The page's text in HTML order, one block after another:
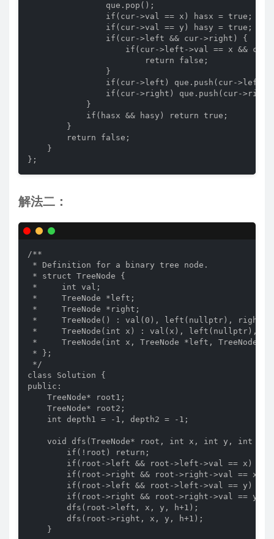
                que.pop();
                if(cur->val == x) hasx = true;
                if(cur->val == y) hasy = true;
                if(cur->left && cur->right) {
if(cur->left->val == x &&
                        return false;
                }
                if(cur->left) que.push(cur->left);
if(cur->right) que.push(cur-
            }
            if(hasx && hasy) return true;
        }
        return false;
    }
};
解法二：
/**
* Definition for a binary tree node.
* struct TreeNode {
*     int val;
*     TreeNode *left;
*     TreeNode *right;
*     TreeNode() : val(0), left(nullptr),
*     TreeNode(int x) : val(x), left(nullptr),
*     TreeNode(int x, TreeNode *left,
* };
*/
class Solution {
public:
    TreeNode* root1;
    TreeNode* root2;
    int depth1 = -1, depth2 = -1;
void dfs(TreeNode* root, int x, int y, int h)
        if(!root) return;
if(root->left && root->left->val == x)
if(root->right && root->right->val == x)
if(root->left && root->left->val == y)
if(root->right && root->right->val == y)
        dfs(root->left, x, y, h+1);
        dfs(root->right, x, y, h+1);
    }